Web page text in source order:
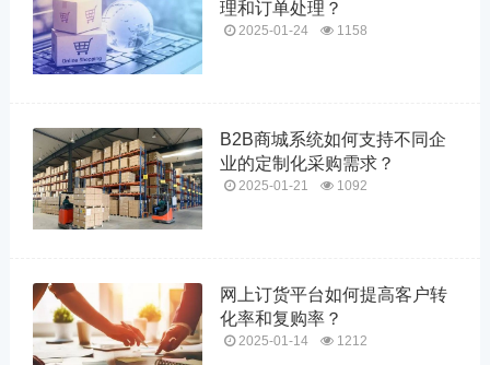
理和订单处理？
2025-01-24 1158
B2B商城系统如何支持不同企
业的定制化采购需求？
2025-01-21 1092
网上订货平台如何提高客户转
化率和复购率？
2025-01-14 1212